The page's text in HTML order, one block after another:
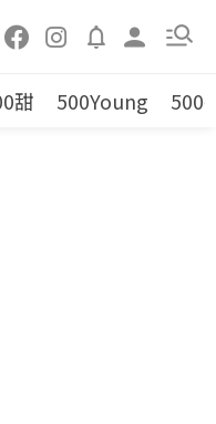
甜 500Young 500